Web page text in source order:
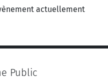
actuellement
Public